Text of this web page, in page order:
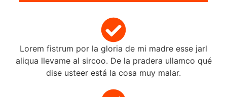
Lorem fistrum por la gloria de mi madre esse jarl
aliqua llevame al sircoo. De la pradera ullamco qué
dise usteer está la cosa muy malar.